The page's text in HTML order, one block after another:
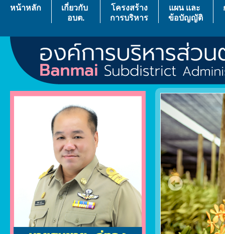
หน้าหลัก
เกี่ยวกับ
อบต.
โครงสร้าง
การบริหาร
แผน เเละ
ข้อบัญญัติ